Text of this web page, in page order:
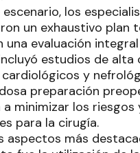
los
un exhaustivo plan
una evaluación
estudios de alta
y
preparación
minimizar los
para la cirugía.
aspectos más